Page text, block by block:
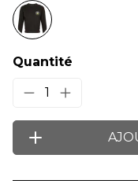
Quantité
1